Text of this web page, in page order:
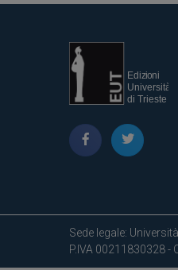
Sede legale:
P.IVA 00211830328 -